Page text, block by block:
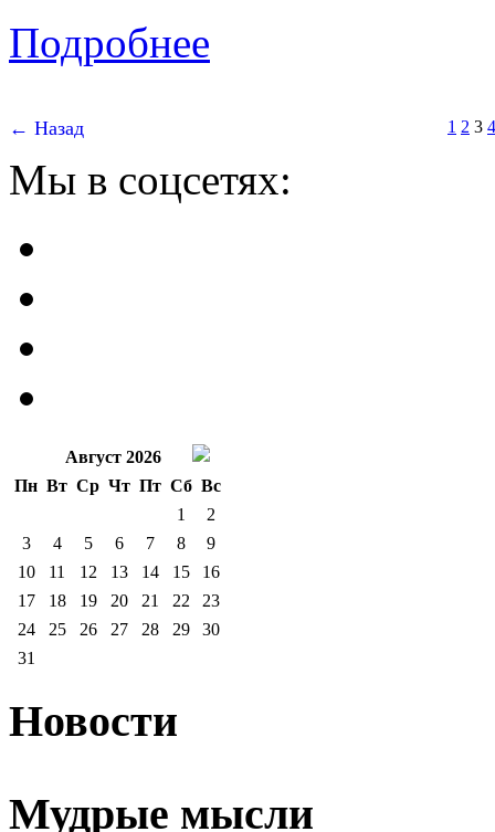
Подробнее
← Назад 1 2 3 4
Мы в соцсетях:
Август 2026
Пн Вт Ср Чт Пт Сб Вс
1
2
3
4 5 6 7 8
9
10
11 12 13 14 15
16
17
18 19 20 21 22
23
24
25 26 27 28 29
30
31
Новости
Мудрые мысли